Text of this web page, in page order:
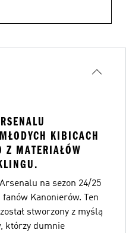
KIBICACH
Z MATERIAŁÓW
na sezon 24/25
Kanonierów. Ten
stworzony z myślą
którzy dumnie